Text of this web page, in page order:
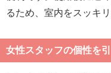
るため、室内をスッキ
女性スタッフの個性を